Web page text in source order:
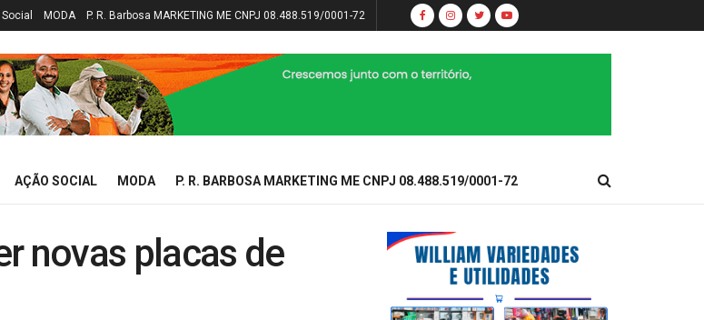
MODA P. R. Barbosa MARKETING ME CNPJ 08.488.519/0001-72
AÇÃO SOCIAL MODA P. R. BARBOSA MARKETING ME CNPJ 08.488.519/0001-72
novas placas de